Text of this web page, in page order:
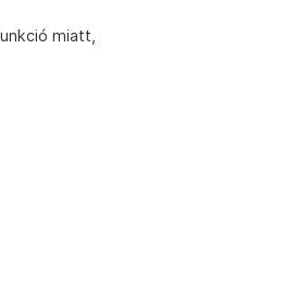
miatt,